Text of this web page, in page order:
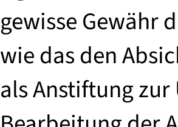
gewisse Gewähr
wie das den
als Anstiftung